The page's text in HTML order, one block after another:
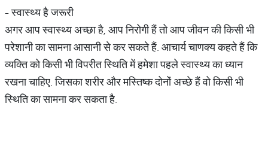
- स्वास्थ्य है जरूरी
अगर आप स्वास्थ्य अच्छा है, आप निरोगी हैं तो आप जीवन की किसी भी
परेशानी का सामना आसानी से कर सकते हैं. आचार्य चाणक्य कहते हैं कि
व्यक्ति को किसी भी विपरीत स्थिति में हमेशा पहले स्वास्थ्य का ध्यान
रखना चाहिए. जिसका शरीर और मस्तिष्क दोनों अच्छे हैं वो किसी भी
स्थिति का सामना कर सकता है.